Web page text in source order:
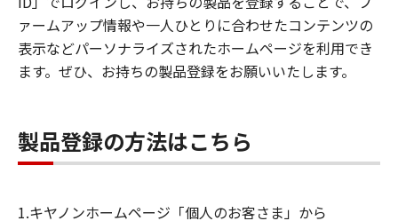
ァームアップ情報や一人ひとりに合わせたコンテンツの
表示などパーソナライズされたホームページを利用でき
ます。ぜひ、お持ちの製品登録をお願いいたします。
製品登録の方法はこちら
1.キヤノンホームページ「個人のお客さま」から